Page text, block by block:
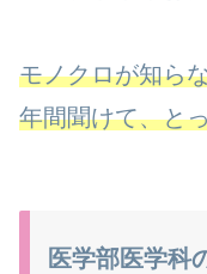
モノクロが知ら
年間聞けて、と
医学部医学科